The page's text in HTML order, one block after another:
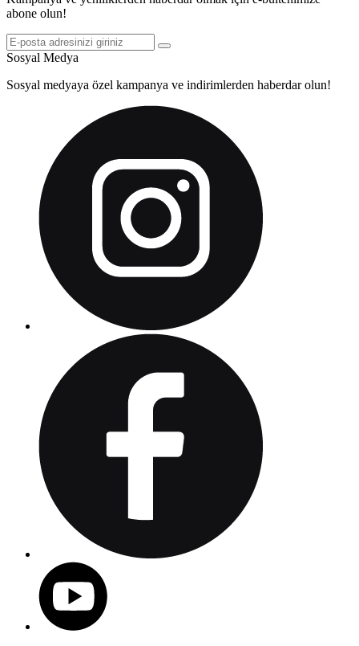
abone olun!
Sosyal Medya
Sosyal medyaya özel kampanya ve indirimlerden haberdar olun!